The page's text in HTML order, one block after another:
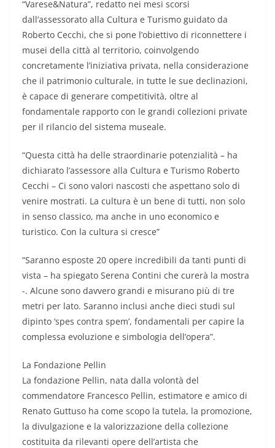
“Varese&Natura”, redatto nei mesi scorsi
dall’assessorato alla Cultura e Turismo guidato da
Roberto Cecchi, che si pone l’obiettivo di riconnettere i
musei della città al territorio, coinvolgendo
concretamente l’iniziativa privata, nella considerazione
che il patrimonio culturale, in tutte le sue declinazioni,
è capace di generare competitività, oltre al
fondamentale rapporto con le grandi collezioni private
per il rilancio del sistema museale.
“Questa città ha delle straordinarie potenzialità – ha
dichiarato l’assessore alla Cultura e Turismo Roberto
Cecchi – Ci sono valori nascosti che aspettano solo di
venire mostrati. La cultura è un bene di tutti, non solo
in senso classico, ma anche in uno economico e
turistico. Con la cultura si cresce”
“Saranno esposte 20 opere incredibili da tanti punti di
vista – ha spiegato Serena Contini che curerà la mostra
-. Alcune sono davvero grandi e misurano più di tre
metri per lato. Saranno inclusi anche dieci studi sul
dipinto ‘spes contra spem’, fondamentali per capire la
complessa evoluzione e simbologia dell’opera”.
La Fondazione Pellin
La fondazione Pellin, nata dalla volontà del
commendatore Francesco Pellin, estimatore e amico di
Renato Guttuso ha come scopo la tutela, la promozione,
la divulgazione e la valorizzazione della collezione
costituita da rilevanti opere dell’artista che